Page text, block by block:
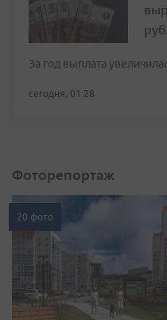
За год выплата
сегодня, 01:28
Фоторепортаж
20 фото